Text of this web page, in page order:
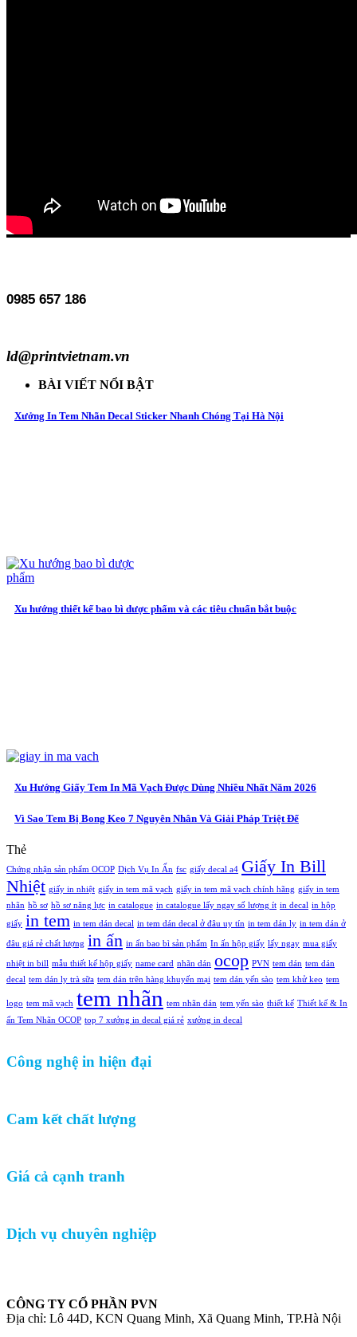
0985 657 186
ld@printvietnam.vn
BÀI VIẾT NỔI BẬT
Xưởng In Tem Nhãn Decal Sticker Nhanh Chóng Tại Hà Nội
Xu hướng thiết kế bao bì dược phẩm và các tiêu chuẩn bắt buộc
Xu Hướng Giấy Tem In Mã Vạch Được Dùng Nhiều Nhất Năm 2026
Vì Sao Tem Bị Bong Keo 7 Nguyên Nhân Và Giải Pháp Triệt Để
Thẻ
Chứng nhận sản phẩm OCOP Dịch Vụ In Ấn fsc giấy decal a4 Giấy In Bill
Nhiệt giấy in nhiệt giấy in tem mã vạch giấy in tem mã vạch chính hãng giấy in tem
nhãn hồ sơ hồ sơ năng lực in catalogue in catalogue lấy ngay số lượng ít in decal in hộp
giấy in tem in tem dán decal in tem dán decal ở đâu uy tín in tem dán ly in tem dán ở
đâu giá rẻ chất lượng in ấn in ấn bao bì sản phẩm In ấn hộp giấy lấy ngay mua giấy
nhiệt in bill mẫu thiết kế hộp giấy name card nhãn dán ocop PVN tem dán tem dán
decal tem dán ly trà sữa tem dán trên hàng khuyến mại tem dán yến sào tem khử keo tem
logo tem mã vạch tem nhãn tem nhãn dán tem yến sào thiết kế Thiết kế & In
ấn Tem Nhãn OCOP top 7 xưởng in decal giá rẻ xưởng in decal
Công nghệ in hiện đại
Cam kết chất lượng
Giá cả cạnh tranh
Dịch vụ chuyên nghiệp
CÔNG TY CỔ PHẦN PVN
Địa chỉ: Lô 44D, KCN Quang Minh, Xã Quang Minh, TP.Hà Nội